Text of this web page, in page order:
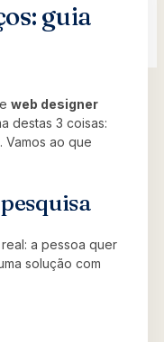
guia
web designer
destas 3 coisas:
Vamos ao que
a pessoa quer
solução com